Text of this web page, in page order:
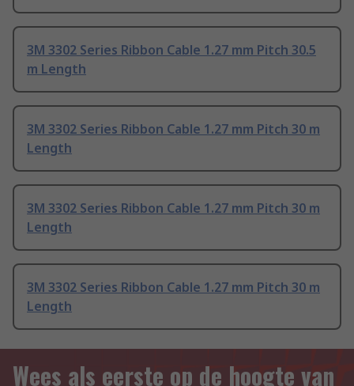
3M 3302 Series Ribbon Cable 1.27 mm Pitch 30.5
m Length
3M 3302 Series Ribbon Cable 1.27 mm Pitch 30 m
Length
3M 3302 Series Ribbon Cable 1.27 mm Pitch 30 m
Length
3M 3302 Series Ribbon Cable 1.27 mm Pitch 30 m
Length
Wees als eerste op de hoogte van